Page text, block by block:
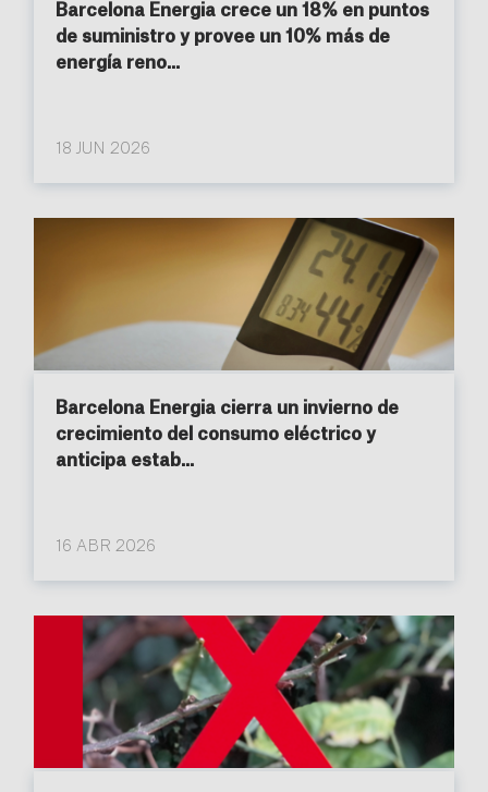
Barcelona Energia crece un 18% en puntos
de suministro y provee un 10% más de
energía reno...
18 JUN 2026
Barcelona Energia cierra un invierno de
crecimiento del consumo eléctrico y
anticipa estab...
16 ABR 2026